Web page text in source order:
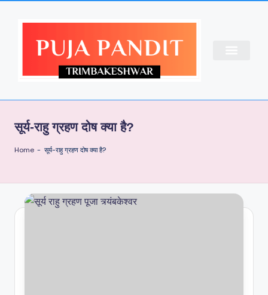
सूर्य-राहु ग्रहण दोष क्या है?
Home - सूर्य-राहु ग्रहण दोष क्या है?